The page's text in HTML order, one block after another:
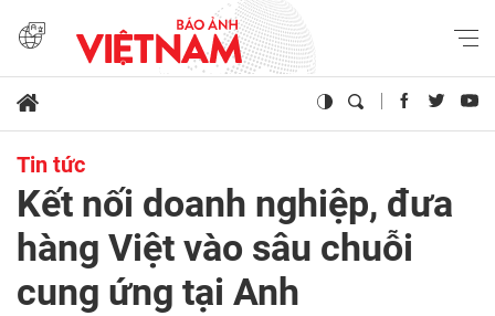
Tin tức
Kết nối doanh nghiệp, đưa
hàng Việt vào sâu chuỗi
cung ứng tại Anh